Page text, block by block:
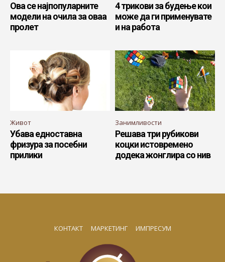
Ова се најпопуларните
модели на очила за оваа
пролет
4 трикови за будење кои
може да ги применувате
и на работа
Живот
Убава едноставна
фризура за посебни
прилики
Занимливости
Решава три рубикови
коцки истовремено
додека жонглира со нив
КОНТАКТ МАРКЕТИНГ ИМПРЕСУМ